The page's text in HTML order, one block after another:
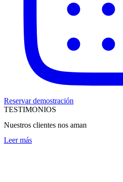
Reservar demostración
TESTIMONIOS
Nuestros clientes nos aman
Leer más